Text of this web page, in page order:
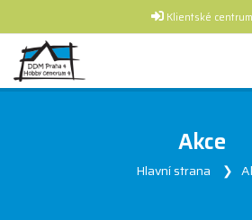
Klientské centrum
Akce
Hlavní strana